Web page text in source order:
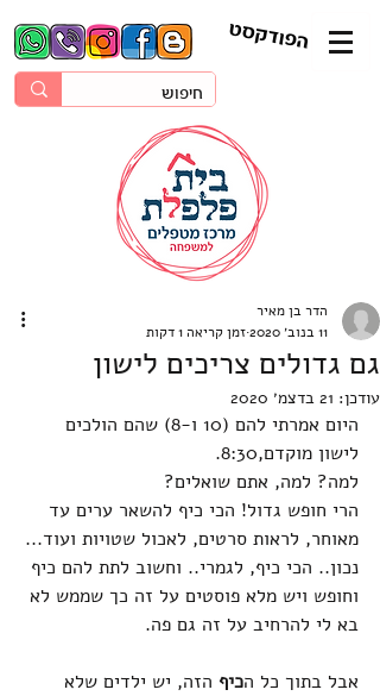
הפודקסט
גם גדולים צריכים לישון
הדר בן מאיר
11 בנוב׳ 2020
זמן קריאה 1 דקות
עודכן: 21 בדצמ׳ 2020
היום אמרתי להם (10 ו-8) שהם הולכים
לישון מוקדם,8:30.
למה? למה, אתם שואלים?
הרי חופש גדול! הכי כיף להשאר ערים עד
מאוחר, לראות סרטים, לאכול שטויות ועוד...
נכון.. הכי כיף, לגמרי.. וחשוב לתת להם כיף
וחופש ויש מלא פוסטים על זה כך שממש לא
בא לי להרחיב על זה גם פה.
אבל בתוך כל הכיף הזה, יש ילדים שלא